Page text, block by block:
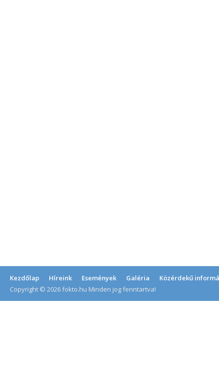
Kezdőlap Híreink Események Galéria
Közérdekű
Copyright © 2026 fokto.hu Minden jog fenntartva!